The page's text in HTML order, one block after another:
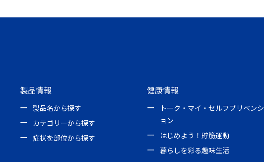
製品情報
製品名から探す
カテゴリーから探す
症状を部位から探す
健康情報
トーク・マイ・セルフプリベンシ
ョン
はじめよう！貯筋運動
暮らしを彩る趣味生活